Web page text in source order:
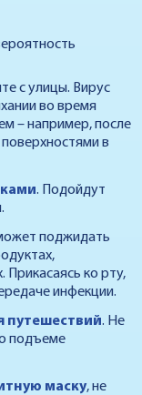
с улицы. Вирус
во время
– например, после
поверхностями в
. Подойдут
поджидать
Прикасаясь ко рту,
инфекции.
путешествий. Не
подъеме
маску, не